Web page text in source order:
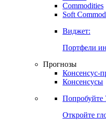
Commodities
Soft
Виджет:
Портфели
Прогнозы
Консенсус-
Консенсусы
Попробуйте
Откройте